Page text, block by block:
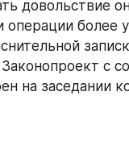
довольствие
операции более
с
на заседании